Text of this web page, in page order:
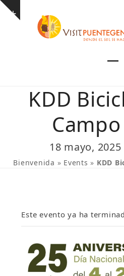
Skip
Show
KDD
18 mayo, 2025
Bienvenida » Events » KDD
Este evento ya ha